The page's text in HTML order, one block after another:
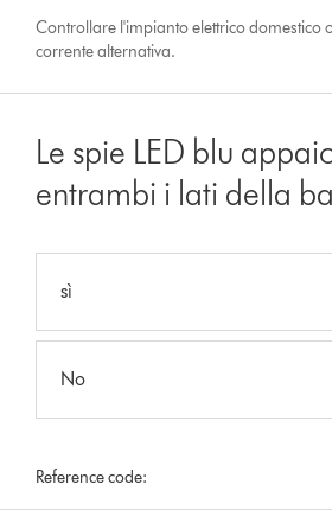
Controllare l'impianto elettrico domestico
corrente alternativa.
Le spie LED blu
entrambi i lati della
sì
No
Reference code: